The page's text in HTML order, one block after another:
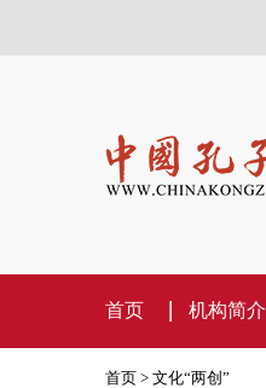
首页 机构简介
首页 > 文化“两创”